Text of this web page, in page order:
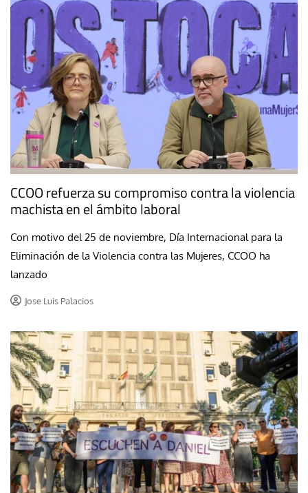
CCOO refuerza su compromiso contra la violencia
machista en el ámbito laboral
Con motivo del 25 de noviembre, Día Internacional para la
Eliminación de la Violencia contra las Mujeres, CCOO ha
lanzado
Jose Luis Palacios